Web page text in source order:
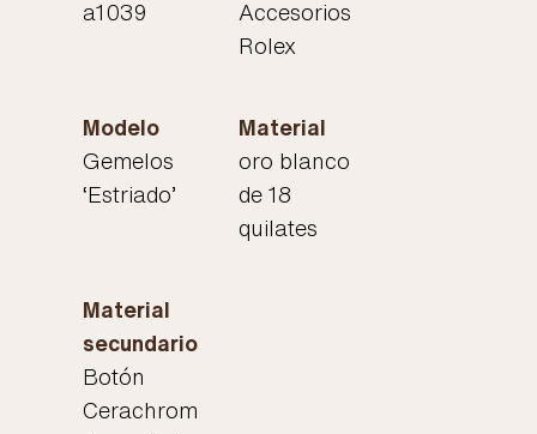
a1039
Accesorios
Rolex
Modelo
Gemelos
‘Estriado’
Material
oro blanco
de 18
quilates
Material
secundario
Botón
Cerachrom